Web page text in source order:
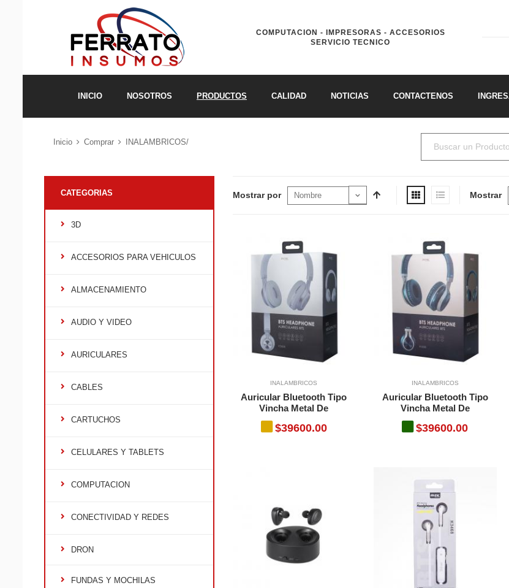
COMPUTACION - IMPRESORAS - ACCESORIOS
SERVICIO TECNICO
INICIO NOSOTROS PRODUCTOS CALIDAD NOTICIAS CONTACTENOS
Inicio Comprar INALAMBRICOS/
Mostrar por Mostrar
INALAMBRICOS
Auricular Bluetooth Tipo
Vincha Metal De
$39600.00
INALAMBRICOS
Auricular Bluetooth Tipo
Vincha Metal De
$39600.00
CATEGORIAS
3D
ACCESORIOS PARA VEHICULOS
ALMACENAMIENTO
AUDIO Y VIDEO
AURICULARES
CABLES
CARTUCHOS
CELULARES Y TABLETS
COMPUTACION
CONECTIVIDAD Y REDES
DRON
FUNDAS Y MOCHILAS